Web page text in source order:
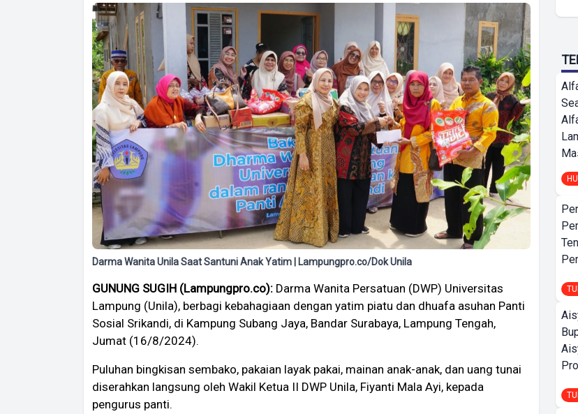
Darma Wanita Unila Saat Santuni Anak Yatim | Lampungpro.co/Dok Unila
GUNUNG SUGIH (Lampungpro.co): Darma Wanita Persatuan (DWP) Universitas
Lampung (Unila), berbagi kebahagiaan dengan yatim piatu dan dhuafa asuhan Panti
Sosial Srikandi, di Kampung Subang Jaya, Bandar Surabaya, Lampung Tengah,
Jumat (16/8/2024).
Puluhan bingkisan sembako, pakaian layak pakai, mainan anak-anak, dan uang tunai
diserahkan langsung oleh Wakil Ketua II DWP Unila, Fiyanti Mala Ayi, kepada
pengurus panti.